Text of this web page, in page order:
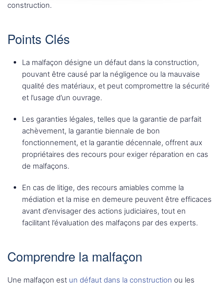
construction.
Points Clés
La malfaçon désigne un défaut dans la construction,
pouvant être causé par la négligence ou la mauvaise
qualité des matériaux, et peut compromettre la sécurité
et l’usage d’un ouvrage.
Les garanties légales, telles que la garantie de parfait
achèvement, la garantie biennale de bon
fonctionnement, et la garantie décennale, offrent aux
propriétaires des recours pour exiger réparation en cas
de malfaçons.
En cas de litige, des recours amiables comme la
médiation et la mise en demeure peuvent être efficaces
avant d’envisager des actions judiciaires, tout en
facilitant l’évaluation des malfaçons par des experts.
Comprendre la malfaçon
Une malfaçon est un défaut dans la construction ou les